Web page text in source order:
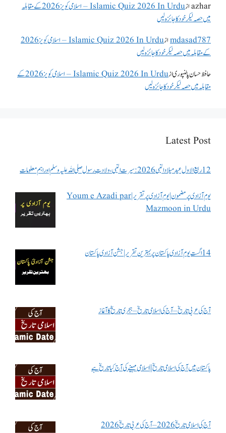
azharاز
Islamic Quiz 2026 In Urdu – اسلامی کویز 2026 کے مقابلہ
میں حصہ لیکر خود کا جائزہ لیں
mdasad787از
Islamic Quiz 2026 In Urdu – اسلامی کویز 2026
کے مقابلہ میں حصہ لیکر خود کا جائزہ لیں
حافظ حسان پالنپوریاز
Islamic Quiz 2026 In Urdu – اسلامی کویز 2026 کے
مقابلہ میں حصہ لیکر خود کا جائزہ لیں
Latest Post
12 ربیع الاول عید میلاد النبی 2026: سیرت النبی، ولادتِ رسول صلی اللہ علیہ وسلم اور اہم معلومات
یوم آزادی پر مضمون | یوم آزادی پر تقریر | Youm e Azadi par
Mazmoon in Urdu
14 اگست یوم آزادی پاکستان پر بہترین تقریر | جشن آزادی پاکستان
آج کی عربی تاریخ – آج کی اسلامی تاریخ – ہجری تاریخ کا آغاز
پاکستان میں آج کی اسلامی تاریخ || اسلامی مہینے کی آج کیا تاریخ ہے
آج کی اسلامی تاریخ 2026 – آج کی عربی تاریخ 2026